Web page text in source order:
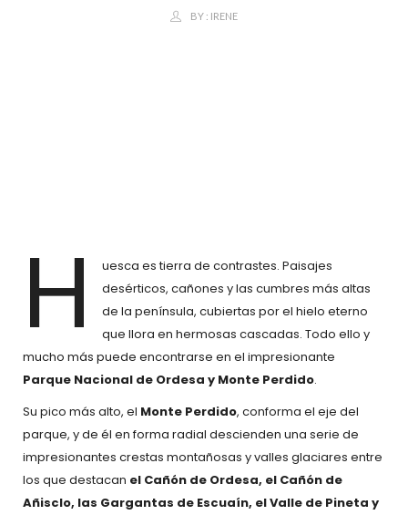
BY : IRENE
H
uesca es tierra de contrastes. Paisajes
desérticos, cañones y las cumbres más altas
de la península, cubiertas por el hielo eterno
que llora en hermosas cascadas. Todo ello y
mucho más puede encontrarse en el impresionante
Parque Nacional de Ordesa y Monte Perdido.
Su pico más alto, el Monte Perdido, conforma el eje del
parque, y de él en forma radial descienden una serie de
impresionantes crestas montañosas y valles glaciares entre
los que destacan el Cañón de Ordesa, el Cañón de
Añisclo, las Gargantas de Escuaín, el Valle de Pineta y